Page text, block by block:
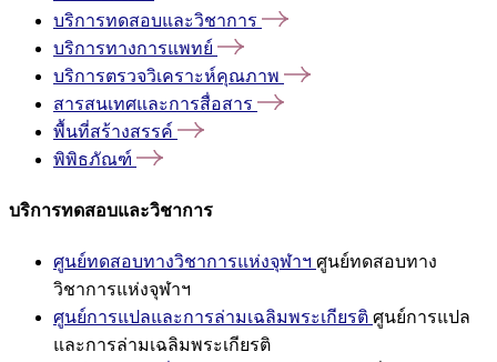
บริการทดสอบและวิชาการ
บริการทางการแพทย์
บริการตรวจวิเคราะห์คุณภาพ
สารสนเทศและการสื่อสาร
พื้นที่สร้างสรรค์
พิพิธภัณฑ์
บริการทดสอบและวิชาการ
ศูนย์ทดสอบทางวิชาการแห่งจุฬาฯ ศูนย์ทดสอบทาง
วิชาการแห่งจุฬาฯ
ศูนย์การแปลและการล่ามเฉลิมพระเกียรติ ศูนย์การแปล
และการล่ามเฉลิมพระเกียรติ